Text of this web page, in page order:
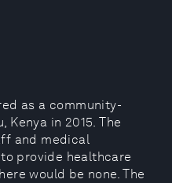
as a community-
Kenya in 2015. The
and medical
provide healthcare
would be none. The